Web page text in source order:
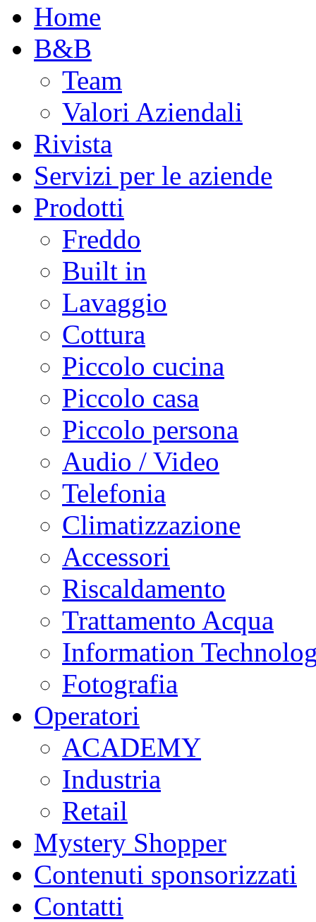
Home
B&B
Team
Valori Aziendali
Rivista
Servizi per le aziende
Prodotti
Freddo
Built in
Lavaggio
Cottura
Piccolo cucina
Piccolo casa
Piccolo persona
Audio / Video
Telefonia
Climatizzazione
Accessori
Riscaldamento
Trattamento Acqua
Information
Fotografia
Operatori
ACADEMY
Industria
Retail
Mystery Shopper
Contenuti sponsorizzati
Contatti